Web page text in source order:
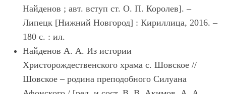
Найденов ; авт. вступ ст. О. П. Королев]. –
Липецк [Нижний Новгород] : Кириллица, 2016. –
180 с. : ил.
Найденов А. А. Из истории
Христорождественского храма с. Шовское //
Шовское – родина преподобного Силуана